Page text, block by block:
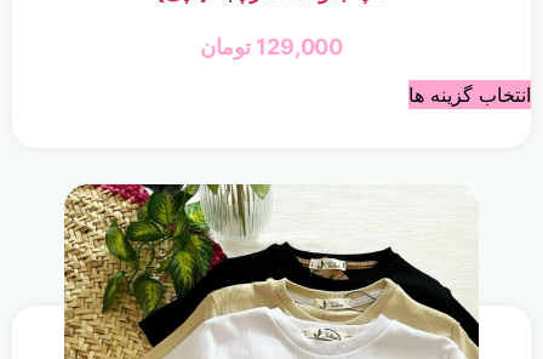
129,000 تومان
انتخاب گزینه ها